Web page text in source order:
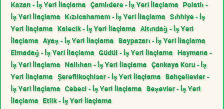
Kazan - İş Yeri İlaçlama Çamlıdere - İş Yeri İlaçlama Polatlı -
İş Yeri İlaçlama Kızılcahamam - İş Yeri İlaçlama Sıhhiye - İş
Yeri İlaçlama Kalecik - İş Yeri İlaçlama Altındağ - İş Yeri
İlaçlama Ayaş - İş Yeri İlaçlama Baypazarı - İş Yeri İlaçlama
Elmadağ - İş Yeri İlaçlama Güdül - İş Yeri İlaçlama Haymana -
İş Yeri İlaçlama Nallıhan - İş Yeri İlaçlama Çankaya Koru - İş
Yeri İlaçlama Şereflikoçhisar - İş Yeri İlaçlama Bahçelievler -
İş Yeri İlaçlama Cebeci - İş Yeri İlaçlama Beşevler - İş Yeri
İlaçlama Etlik - İş Yeri İlaçlama